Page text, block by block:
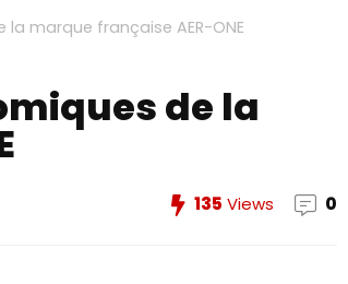
marque française AER-ONE
de la
135 Views 0